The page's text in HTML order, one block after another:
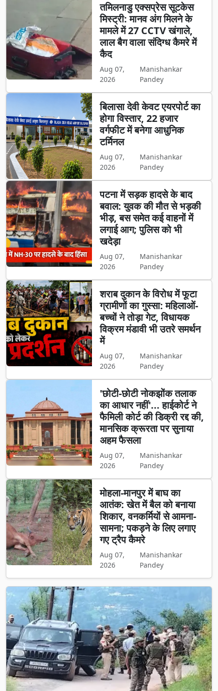
तमिलनाडु एक्सप्रेस सूटकेस
मिस्ट्री: मानव अंग मिलने के
मामले में 27 CCTV खंगाले,
लाल बैग वाला संदिग्ध कैमरे में
कैद
Aug 07,
2026
Manishankar
Pandey
बिलासा देवी केवट एयरपोर्ट का
होगा विस्तार, 22 हजार
वर्गफीट में बनेगा आधुनिक
टर्मिनल
Aug 07,
2026
Manishankar
Pandey
पटना में सड़क हादसे के बाद
बवाल: युवक की मौत से भड़की
भीड़, बस समेत कई वाहनों में
लगाई आग; पुलिस को भी
खदेड़ा
Aug 07,
2026
Manishankar
Pandey
शराब दुकान के विरोध में फूटा
ग्रामीणों का गुस्सा: महिलाओं-
बच्चों ने तोड़ा गेट, विधायक
विक्रम मंडावी भी उतरे समर्थन
में
Aug 07,
2026
Manishankar
Pandey
'छोटी-छोटी नोकझोंक तलाक
का आधार नहीं'... हाईकोर्ट ने
फैमिली कोर्ट की डिक्री रद्द की,
मानसिक क्रूरता पर सुनाया
अहम फैसला
Aug 07,
2026
Manishankar
Pandey
मोहला-मानपुर में बाघ का
आतंक: खेत में बैल को बनाया
शिकार, वनकर्मियों से आमना-
सामना; पकड़ने के लिए लगाए
गए ट्रैप कैमरे
Aug 07,
2026
Manishankar
Pandey